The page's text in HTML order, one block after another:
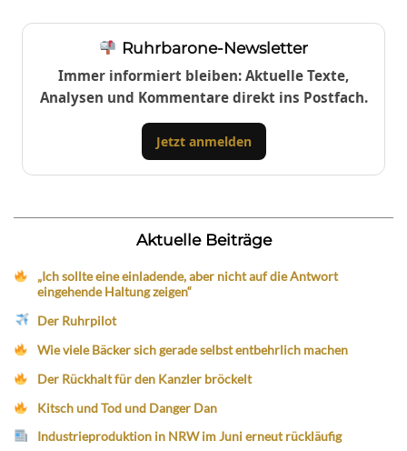
Ruhrbarone-Newsletter
Immer informiert bleiben: Aktuelle Texte,
Analysen und Kommentare direkt ins Postfach.
Jetzt anmelden
Aktuelle Beiträge
„Ich sollte eine einladende, aber nicht auf die Antwort
eingehende Haltung zeigen“
Der Ruhrpilot
Wie viele Bäcker sich gerade selbst entbehrlich machen
Der Rückhalt für den Kanzler bröckelt
Kitsch und Tod und Danger Dan
Industrieproduktion in NRW im Juni erneut rückläufig